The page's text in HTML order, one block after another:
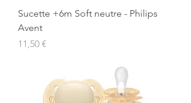
Sucette +6m Soft neutre - Philips
Avent
Prix
11,50 €